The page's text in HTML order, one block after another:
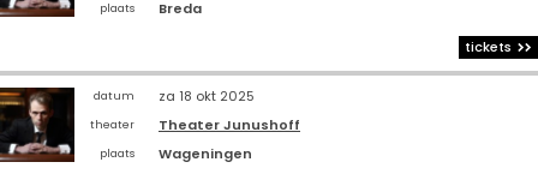
plaats
Breda
tickets
datum za 18 okt 2025
theater Theater Junushoff
plaats
Wageningen